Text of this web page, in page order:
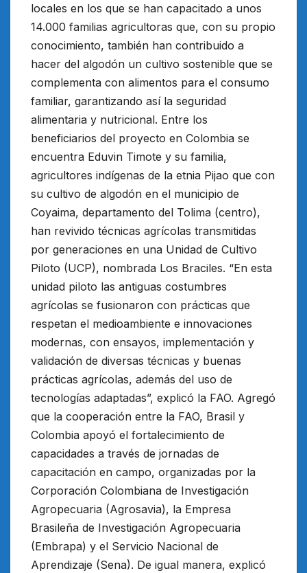
locales en los que se han capacitado a unos
14.000 familias agricultoras que, con su propio
conocimiento, también han contribuido a
hacer del algodón un cultivo sostenible que se
complementa con alimentos para el consumo
familiar, garantizando así la seguridad
alimentaria y nutricional. Entre los
beneficiarios del proyecto en Colombia se
encuentra Eduvin Timote y su familia,
agricultores indígenas de la etnia Pijao que con
su cultivo de algodón en el municipio de
Coyaima, departamento del Tolima (centro),
han revivido técnicas agrícolas transmitidas
por generaciones en una Unidad de Cultivo
Piloto (UCP), nombrada Los Braciles. “En esta
unidad piloto las antiguas costumbres
agrícolas se fusionaron con prácticas que
respetan el medioambiente e innovaciones
modernas, con ensayos, implementación y
validación de diversas técnicas y buenas
prácticas agrícolas, además del uso de
tecnologías adaptadas”, explicó la FAO. Agregó
que la cooperación entre la FAO, Brasil y
Colombia apoyó el fortalecimiento de
capacidades a través de jornadas de
capacitación en campo, organizadas por la
Corporación Colombiana de Investigación
Agropecuaria (Agrosavia), la Empresa
Brasileña de Investigación Agropecuaria
(Embrapa) y el Servicio Nacional de
Aprendizaje (Sena). De igual manera, explicó